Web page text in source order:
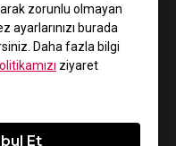
zorunlu olmayan
ayarlarınızı burada
Daha fazla bilgi
ziyaret
Et
S3
XL-K Serisi